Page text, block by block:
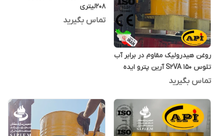
روغن هیدرولیک مقاوم در برابر آب
تلوس S2VA 150 آرین پترو ایده
بشکه 208 لیتری
تماس بگیرید
208لیتری
تماس بگیرید